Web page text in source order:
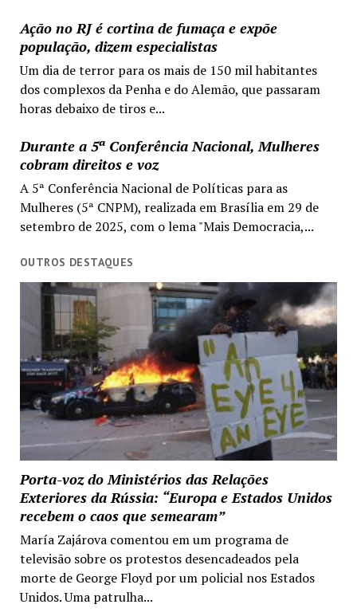
Ação no RJ é cortina de fumaça e expõe
população, dizem especialistas
Um dia de terror para os mais de 150 mil habitantes
dos complexos da Penha e do Alemão, que passaram
horas debaixo de tiros e...
Durante a 5ª Conferência Nacional, Mulheres
cobram direitos e voz
A 5ª Conferência Nacional de Políticas para as
Mulheres (5ª CNPM), realizada em Brasília em 29 de
setembro de 2025, com o lema "Mais Democracia,...
OUTROS DESTAQUES
Porta-voz do Ministérios das Relações
Exteriores da Rússia: “Europa e Estados Unidos
recebem o caos que semearam”
María Zajárova comentou em um programa de
televisão sobre os protestos desencadeados pela
morte de George Floyd por um policial nos Estados
Unidos. Uma patrulha...